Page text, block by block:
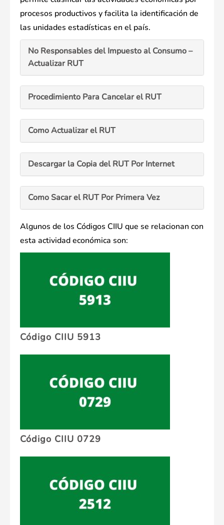
procesos productivos y facilita la identificación de
las unidades estadísticas en el país.
No Responsables del Impuesto al Consumo –
Actualizar RUT
Procedimiento Para Cancelar el RUT
Como Actualizar el RUT
Descargar la Copia del RUT Por Internet
Como Sacar el RUT Por Primera Vez
Algunos de los Códigos CIIU que se relacionan con
esta actividad económica son:
Código CIIU 5913
Código CIIU 0729